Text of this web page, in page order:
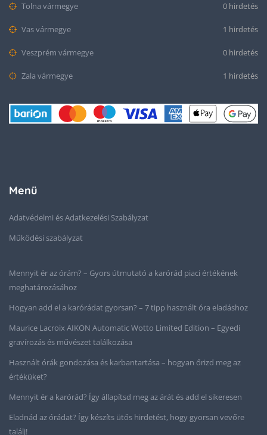
Tolna vármegye 0 hirdetés
Vas vármegye 1 hirdetés
Veszprém vármegye 0 hirdetés
Zala vármegye 1 hirdetés
Menü
Adatvédelmi és Adatkezelési Szabályzat
Működési szabályzat
Mennyit ér az órám? – Gyors útmutató a karórád piaci értékének
meghatározásához
Hogyan add el a karórádat gyorsan? – 7 tipp használt óra eladáshoz
Maurice Lacroix AIKON Automatic Wotto Limited Edition – Egyedi
gravírozás és művészet találkozása
Használt órák gondozása és karbantartása – hogyan őrizd meg az
értéküket?
Mennyit ér a karórád? Így állapítsd meg az árát és add el sikeresen
Eladnád az órádat? Így készíts ütős hirdetést, hogy gyorsan vevőre
találj!